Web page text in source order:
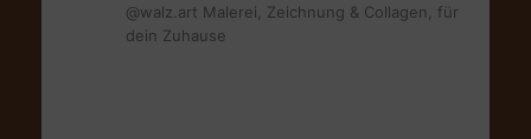
@walz.art Malerei, Zeichnung & Collagen, für
dein Zuhause